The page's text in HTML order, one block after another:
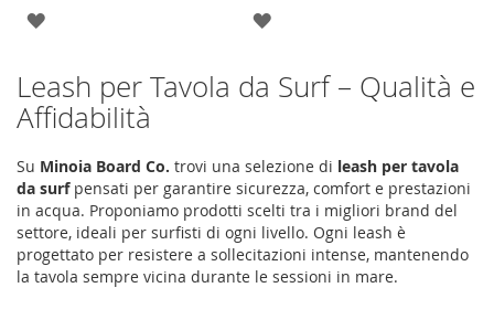
AGGIUNGI
LISTA
DESIDERI
AGGIUNGI
LISTA
Leash per Tavola da Surf – Qualità e
Affidabilità
Su Minoia Board Co. trovi una selezione di leash per tavola
da surfpensati per garantire sicurezza, comfort e prestazioni
in acqua. Proponiamo prodotti scelti tra i migliori brand del
settore, ideali per surfisti di ogni livello. Ogni leash è
progettato per resistere a sollecitazioni intense, mantenendo
la tavola sempre vicina durante le sessioni in mare.